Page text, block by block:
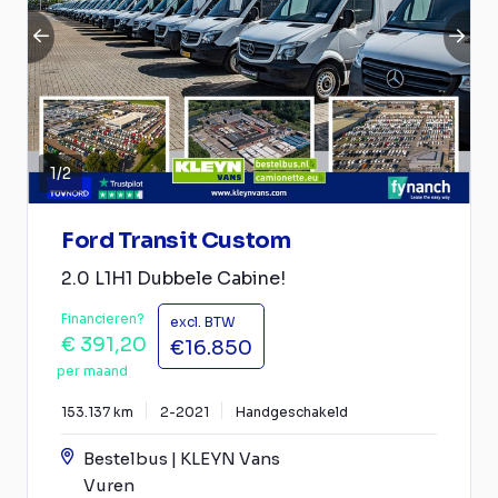
1/2
Ford Transit Custom
2.0 L1H1 Dubbele Cabine!
Financieren?
€ 391,20
per maand
excl. BTW
€16.850
153.137 km 2-2021 Handgeschakeld
Bestelbus | KLEYN Vans
Vuren